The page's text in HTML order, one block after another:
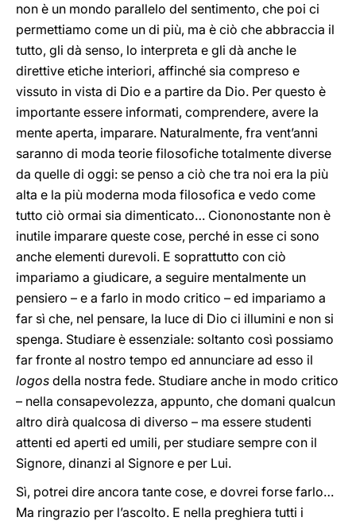
non è un mondo parallelo del sentimento, che poi ci
permettiamo come un di più, ma è ciò che abbraccia il
tutto, gli dà senso, lo interpreta e gli dà anche le
direttive etiche interiori, affinché sia compreso e
vissuto in vista di Dio e a partire da Dio. Per questo è
importante essere informati, comprendere, avere la
mente aperta, imparare. Naturalmente, fra vent’anni
saranno di moda teorie filosofiche totalmente diverse
da quelle di oggi: se penso a ciò che tra noi era la più
alta e la più moderna moda filosofica e vedo come
tutto ciò ormai sia dimenticato… Ciononostante non è
inutile imparare queste cose, perché in esse ci sono
anche elementi durevoli. E soprattutto con ciò
impariamo a giudicare, a seguire mentalmente un
pensiero – e a farlo in modo critico – ed impariamo a
far sì che, nel pensare, la luce di Dio ci illumini e non si
spenga. Studiare è essenziale: soltanto così possiamo
far fronte al nostro tempo ed annunciare ad esso il
logos della nostra fede. Studiare anche in modo critico
– nella consapevolezza, appunto, che domani qualcun
altro dirà qualcosa di diverso – ma essere studenti
attenti ed aperti ed umili, per studiare sempre con il
Signore, dinanzi al Signore e per Lui.
Sì, potrei dire ancora tante cose, e dovrei forse farlo…
Ma ringrazio per l’ascolto. E nella preghiera tutti i